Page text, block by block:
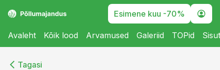
Esimene kuu -70%
Avaleht Kõik lood Arvamused Galeriid TOPid
Tagasi